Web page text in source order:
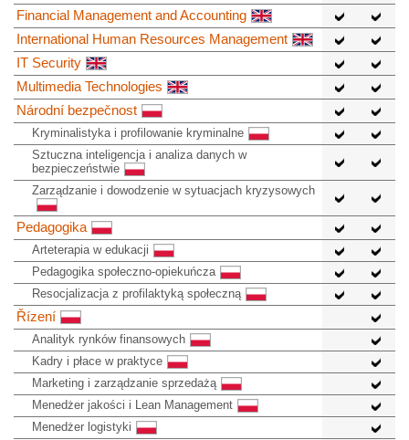
Financial Management and Accounting
International Human Resources Management
IT Security
Multimedia Technologies
Národní bezpečnost
Kryminalistyka i profilowanie kryminalne
Sztuczna inteligencja i analiza danych w
bezpieczeństwie
Zarządzanie i dowodzenie w sytuacjach kryzysowych
Pedagogika
Arteterapia w edukacji
Pedagogika społeczno-opiekuńcza
Resocjalizacja z profilaktyką społeczną
Řízení
Analityk rynków finansowych
Kadry i płace w praktyce
Marketing i zarządzanie sprzedażą
Menedżer jakości i Lean Management
Menedżer logistyki